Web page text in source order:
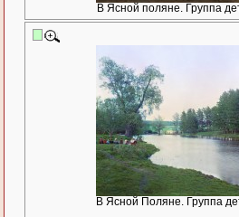
В Ясной поляне. Группа
В Ясной Поляне. Группа